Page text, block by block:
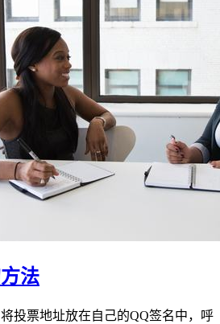
法
投票地址放在自己的QQ签名中，呼